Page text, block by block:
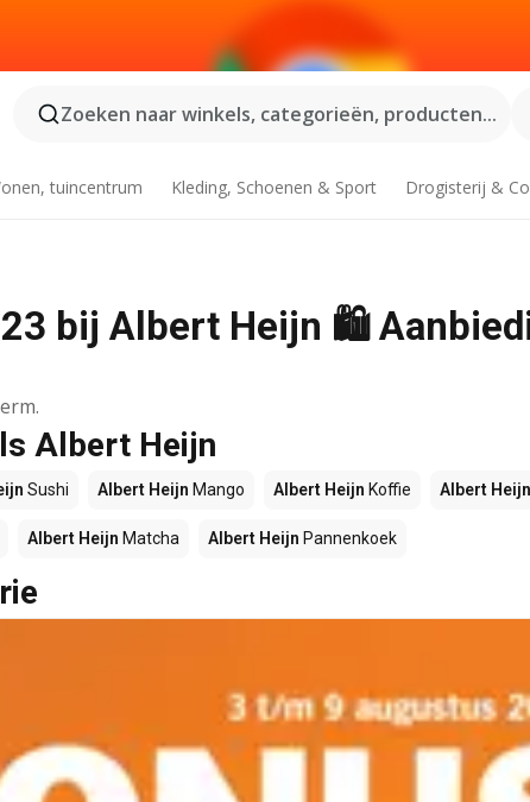
Zoeken naar winkels, categorieën, producten...
tuincentrum Kleding, Schoenen & Sport Drogisterij &
bij Albert Heijn 🛍️
Albert Heijn
Sushi Albert Heijn Mango Albert Heijn Koffie Albert Heijn
Albert Heijn Matcha Albert Heijn Pannenkoek